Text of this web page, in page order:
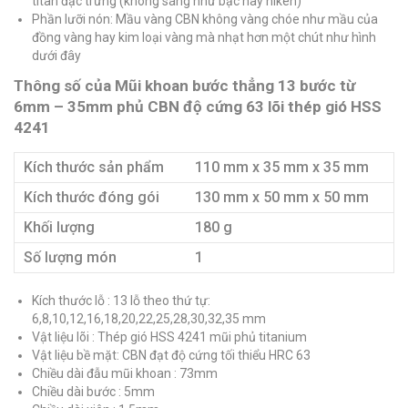
Phần lưỡi nón: Mầu vàng CBN không vàng chóe như mầu của
đồng vàng hay kim loại vàng mà nhạt hơn một chút như hình
dưới đây
Thông số của Mũi khoan bước thẳng 13 bước từ
6mm – 35mm phủ CBN độ cứng 63 lõi thép gió HSS
4241
Kích thước sản phẩm
110 mm x 35 mm x 35 mm
Kích thước đóng gói
130 mm x 50 mm x 50 mm
Khối lượng
180 g
Số lượng món
1
Kích thước lỗ : 13 lỗ theo thứ tự:
6,8,10,12,16,18,20,22,25,28,30,32,35 mm
Vật liệu lõi : Thép gió HSS 4241 mũi phủ titanium
Vật liệu bề mặt: CBN đạt độ cứng tối thiểu HRC 63
Chiều dài đẫu mũi khoan : 73mm
Chiều dài bước : 5mm